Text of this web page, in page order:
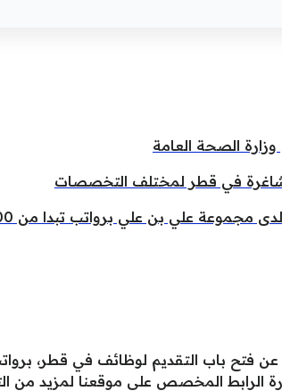
الصحة العامة
شاغرة في قطر لمختلف التخصصات
علي بن علي برواتب تبدا من 10,000 ريال
الرابط المخصص على موقعنا لمزيد من